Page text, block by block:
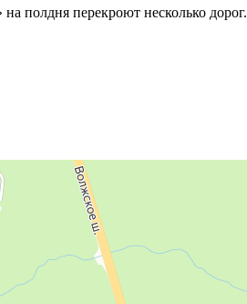
полдня перекроют несколько дорог.